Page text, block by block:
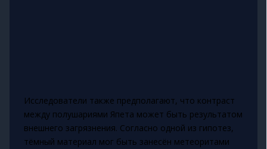
Исследователи также предполагают, что контраст
между полушариями Япета может быть результатом
внешнего загрязнения. Согласно одной из гипотез,
тёмный материал мог быть занесён метеоритами